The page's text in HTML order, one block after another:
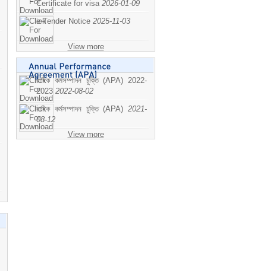
Certificate for visa 2026-01-09
e-Tender Notice 2025-11-03
View more
বাষিক কর্মসম্পাদন চুক্তি (APA) 2022-
2023 2022-08-02
বাষিক কর্মসম্পাদন চুক্তি (APA) 2021-
08-12
View more